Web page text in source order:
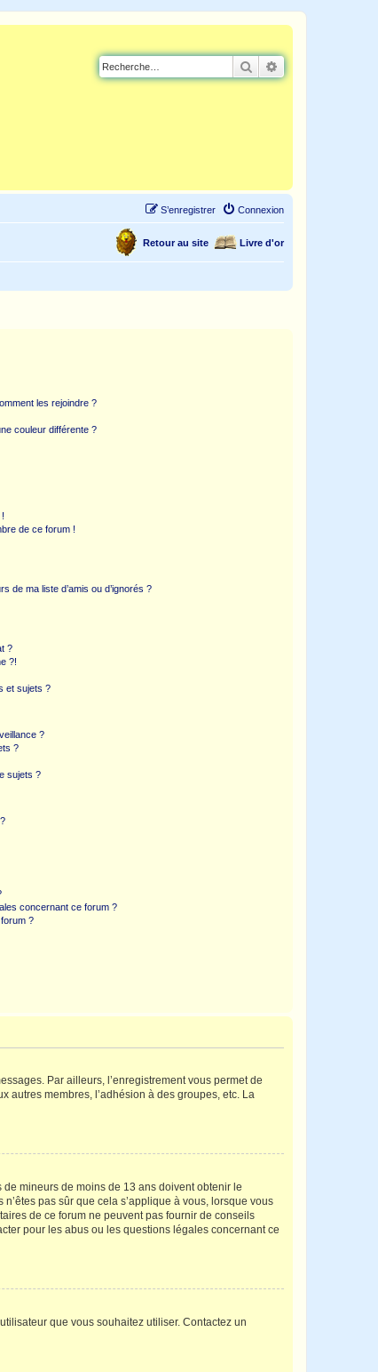
Rechercher
Connexion
S’enregistrer
Livre d'or
Retour au site
les rejoindre ?
couleur différente ?
de ce forum !
de ma liste d’amis ou d’ignorés ?
?
?!
et sujets ?
?
?
sujets ?
concernant ce forum ?
?
Par ailleurs, l’enregistrement vous permet de
autres membres, l’adhésion à des groupes, etc. La
mineurs de moins de 13 ans doivent obtenir le
pas sûr que cela s’applique à vous, lorsque vous
de ce forum ne peuvent pas fournir de conseils
pour les abus ou les questions légales concernant ce
que vous souhaitez utiliser. Contactez un